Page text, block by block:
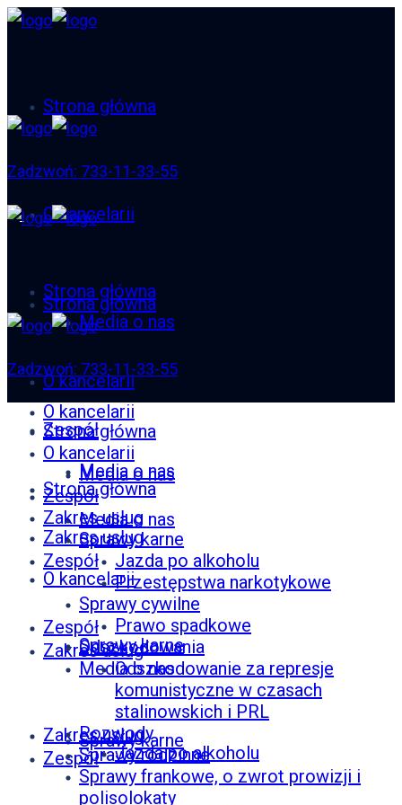
Strona główna
O kancelarii
Media o nas
Zespół
Zakres usług
Sprawy karne
Jazda po alkoholu
Zadzwoń: 733-11-33-55
Strona główna
O kancelarii
Media o nas
Zespół
Zakres usług
Sprawy karne
Strona główna
O kancelarii
Media o nas
Zespół
Zakres usług
Zadzwoń: 733-11-33-55
Strona główna
O kancelarii
Media o nas
Zespół
Strona główna
O kancelarii
Media o nas
Zespół
Zakres usług
Sprawy karne
Jazda po alkoholu
Przestępstwa narkotykowe
Sprawy cywilne
Prawo spadkowe
Odszkodowania
Odszkodowanie za represje
komunistyczne w czasach
stalinowskich i PRL
Rozwody
Sprawy rodzinne
Sprawy frankowe, o zwrot prowizji i
polisolokaty